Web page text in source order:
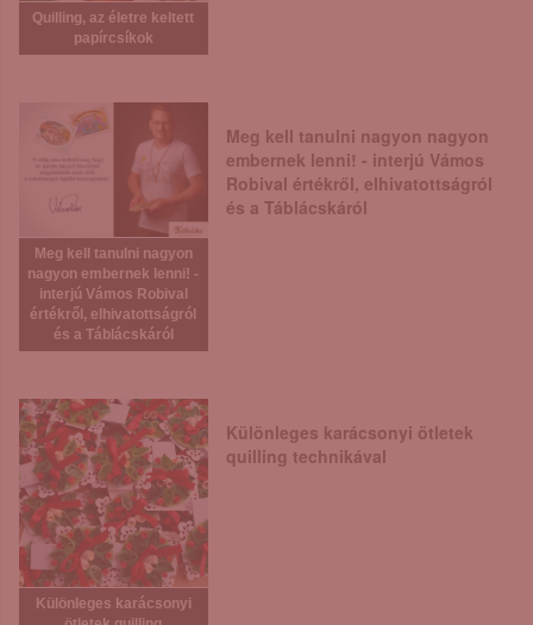
Quilling, az életre keltett
papírcsíkok
Meg kell tanulni nagyon
nagyon embernek lenni! -
interjú Vámos Robival
értékről, elhivatottságról
és a Táblácskáról
Meg kell tanulni nagyon nagyon
embernek lenni! - interjú Vámos
Robival értékről, elhivatottságról
és a Táblácskáról
Különleges karácsonyi
Különleges karácsonyi ötletek
quilling technikával